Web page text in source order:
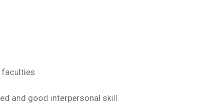
faculties
and good interpersonal skill